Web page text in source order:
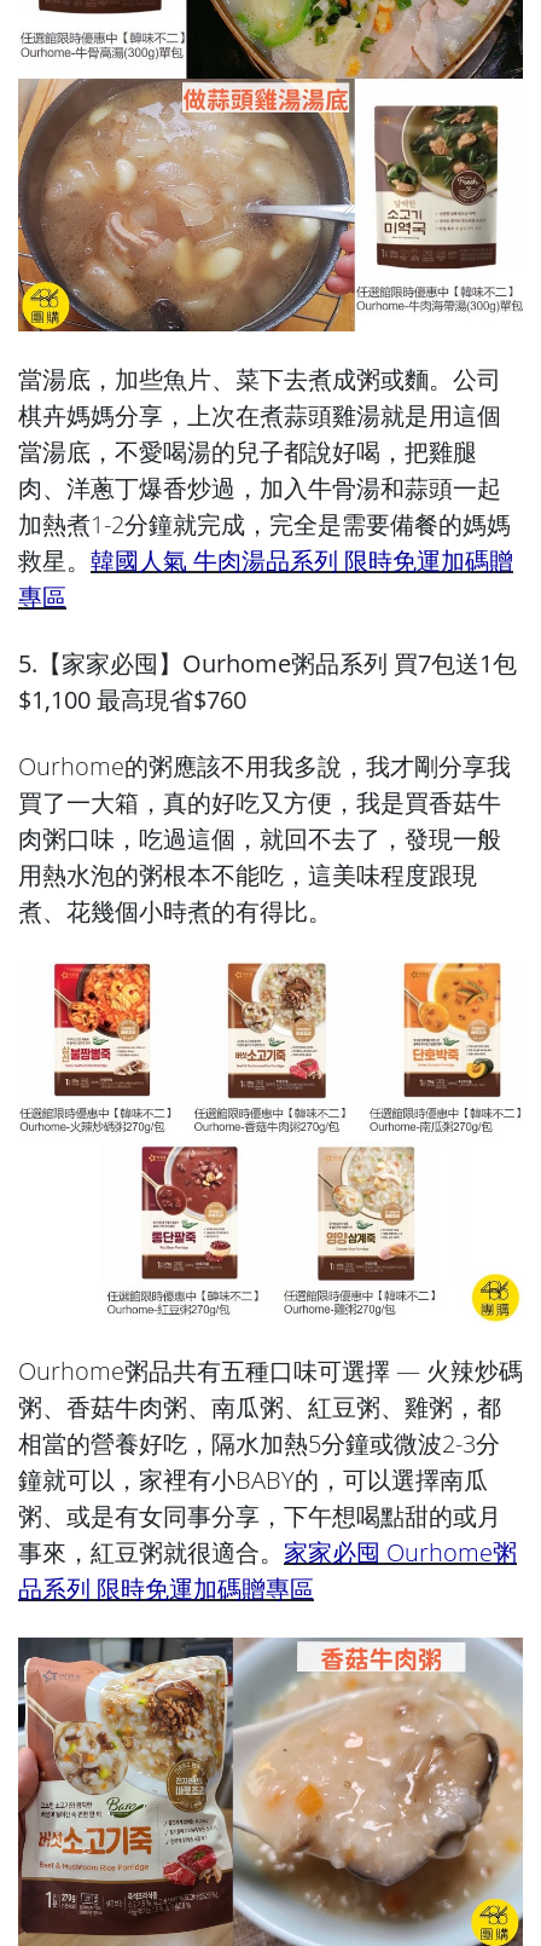
當湯底，加些魚片、菜下去煮成粥或麵。公司
棋卉媽媽分享，上次在煮蒜頭雞湯就是用這個
當湯底，不愛喝湯的兒子都說好喝，把雞腿
肉、洋蔥丁爆香炒過，加入牛骨湯和蒜頭一起
加熱煮1-2分鐘就完成，完全是需要備餐的媽媽
救星。 韓國人氣 牛肉湯品系列 限時免運加碼贈
專區
5.【家家必囤】Ourhome粥品系列 買7包送1包
$1,100 最高現省$760
Ourhome的粥應該不用我多說，我才剛分享我
買了一大箱，真的好吃又方便，我是買香菇牛
肉粥口味，吃過這個，就回不去了，發現一般
用熱水泡的粥根本不能吃，這美味程度跟現
煮、花幾個小時煮的有得比。
Ourhome粥品共有五種口味可選擇 — 火辣炒碼
粥、香菇牛肉粥、南瓜粥、紅豆粥、雞粥，都
相當的營養好吃，隔水加熱5分鐘或微波2-3分
鐘就可以，家裡有小BABY的，可以選擇南瓜
粥、或是有女同事分享，下午想喝點甜的或月
事來，紅豆粥就很適合。 家家必囤 Ourhome粥
品系列 限時免運加碼贈專區